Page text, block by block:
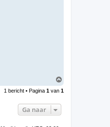
h
1 bericht • Pagina 1 van 1
Ga naar